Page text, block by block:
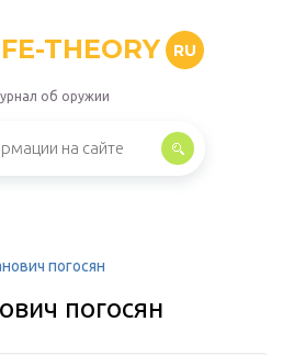
THEORY RU
об оружии
погосян
погосян